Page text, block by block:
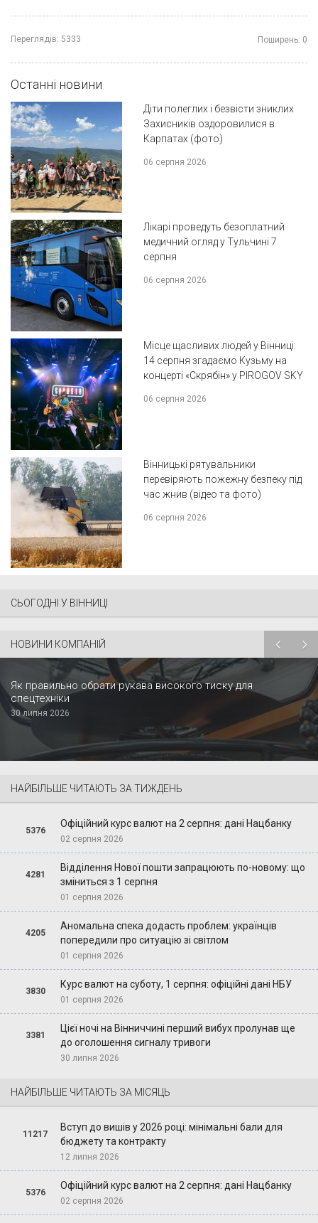
Переглядів: 5333 Поширень: 0
Останні новини
Діти полеглих і безвісти зниклих
Захисників оздоровилися в
Карпатах (фото)
06 серпня 2026
Лікарі проведуть безоплатний
медичний огляд у Тульчині 7
серпня
06 серпня 2026
Місце щасливих людей у Вінниці:
14 серпня згадаємо Кузьму на
концерті «Скрябін» у PIROGOV SKY
06 серпня 2026
Вінницькі рятувальники
перевіряють пожежну безпеку під
час жнив (відео та фото)
06 серпня 2026
СЬОГОДНІ У ВІННИЦІ
НОВИНИ КОМПАНІЙ
Як правильно обрати рукава високого тиску для
спецтехніки
30 липня 2026
НАЙБІЛЬШЕ ЧИТАЮТЬ ЗА ТИЖДЕНЬ
5376
Офіційний курс валют на 2 серпня: дані Нацбанку
02 серпня 2026
4281
Відділення Нової пошти запрацюють по-новому: що
зміниться з 1 серпня
01 серпня 2026
4205
Аномальна спека додасть проблем: українців
попередили про ситуацію зі світлом
01 серпня 2026
3830
Курс валют на суботу, 1 серпня: офіційні дані НБУ
01 серпня 2026
3381
Цієї ночі на Вінниччині перший вибух пролунав ще
до оголошення сигналу тривоги
30 липня 2026
НАЙБІЛЬШЕ ЧИТАЮТЬ ЗА МІСЯЦЬ
11217
Вступ до вишів у 2026 році: мінімальні бали для
бюджету та контракту
12 липня 2026
5376
Офіційний курс валют на 2 серпня: дані Нацбанку
02 серпня 2026